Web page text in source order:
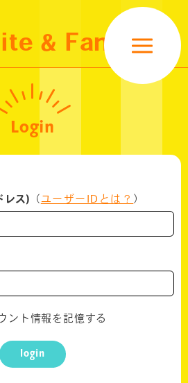
& Fanclub
MOVIE
PROFILE
MENU
Login
レス) （ ユーザーIDとは？ ）
ント情報を記憶する
login